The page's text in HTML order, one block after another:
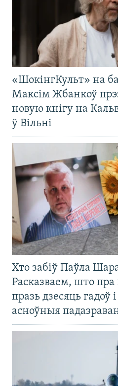
«ШокінгКульт» на
Максім Жбанкоў
новую кнігу на
ў Вільні
Хто забіў Паўла
Расказваем, што пра
празь дзесяць гадоў
асноўныя